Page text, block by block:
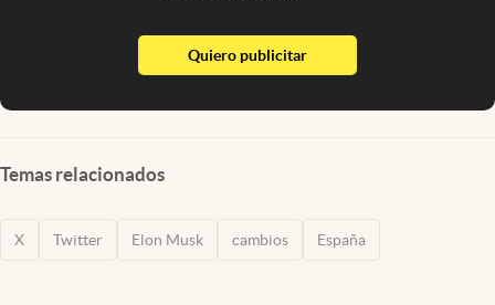
Quiero publicitarabre en nueva pestaña
Temas relacionados
X Twitter Elon Musk cambios España